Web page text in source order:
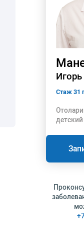
Стаж 31
детский